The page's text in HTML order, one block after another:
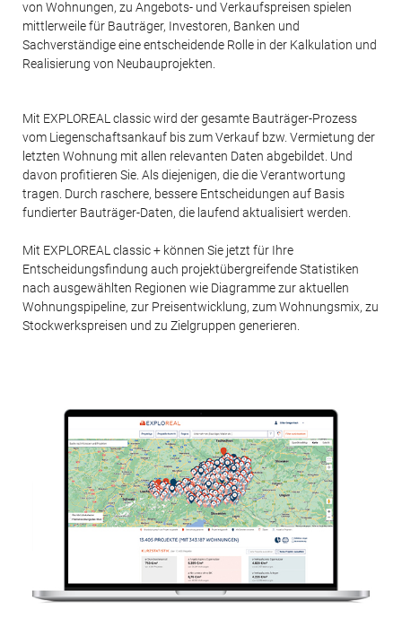
von Wohnungen, zu Angebots- und Verkaufspreisen spielen
mittlerweile für Bauträger, Investoren, Banken und
Sachverständige eine entscheidende Rolle in der Kalkulation und
Realisierung von Neubauprojekten.
Mit EXPLOREAL classic wird der gesamte Bauträger-Prozess
vom Liegenschaftsankauf bis zum Verkauf bzw. Vermietung der
letzten Wohnung mit allen relevanten Daten abgebildet. Und
davon profitieren Sie. Als diejenigen, die die Verantwortung
tragen. Durch raschere, bessere Entscheidungen auf Basis
fundierter Bauträger-Daten, die laufend aktualisiert werden.
Mit EXPLOREAL classic + können Sie jetzt für Ihre
Entscheidungsfindung auch projektübergreifende Statistiken
nach ausgewählten Regionen wie Diagramme zur aktuellen
Wohnungspipeline, zur Preisentwicklung, zum Wohnungsmix, zu
Stockwerkspreisen und zu Zielgruppen generieren.